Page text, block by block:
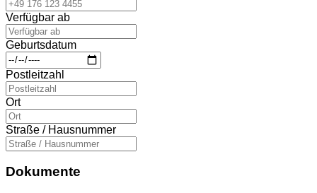
Verfügbar ab
Geburtsdatum
Postleitzahl
Ort
Straße / Hausnummer
Dokumente